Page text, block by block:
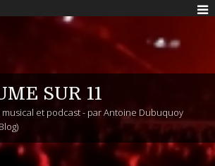
SUR 11
musical et podcast - par Antoine Dubuquoy